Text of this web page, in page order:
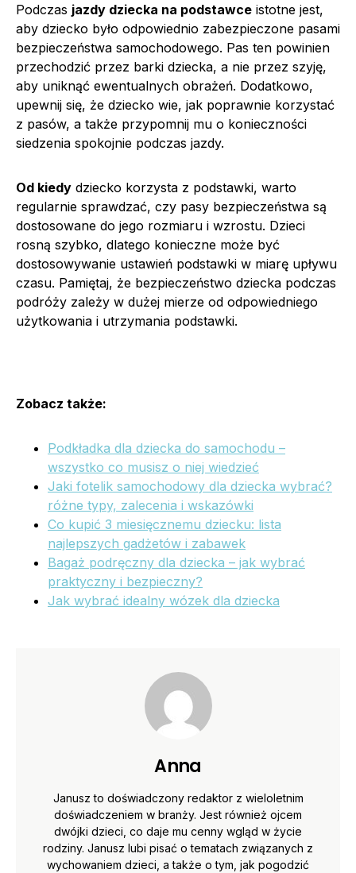
Podczas jazdy dziecka na podstawce istotne jest,
aby dziecko było odpowiednio zabezpieczone pasami
bezpieczeństwa samochodowego. Pas ten powinien
przechodzić przez barki dziecka, a nie przez szyję,
aby uniknąć ewentualnych obrażeń. Dodatkowo,
upewnij się, że dziecko wie, jak poprawnie korzystać
z pasów, a także przypomnij mu o konieczności
siedzenia spokojnie podczas jazdy.
Od kiedy dziecko korzysta z podstawki, warto
regularnie sprawdzać, czy pasy bezpieczeństwa są
dostosowane do jego rozmiaru i wzrostu. Dzieci
rosną szybko, dlatego konieczne może być
dostosowywanie ustawień podstawki w miarę upływu
czasu. Pamiętaj, że bezpieczeństwo dziecka podczas
podróży zależy w dużej mierze od odpowiedniego
użytkowania i utrzymania podstawki.
Zobacz także:
Podkładka dla dziecka do samochodu –
wszystko co musisz o niej wiedzieć
Jaki fotelik samochodowy dla dziecka wybrać?
różne typy, zalecenia i wskazówki
Co kupić 3 miesięcznemu dziecku: lista
najlepszych gadżetów i zabawek
Bagaż podręczny dla dziecka – jak wybrać
praktyczny i bezpieczny?
Jak wybrać idealny wózek dla dziecka
Anna
Janusz to doświadczony redaktor z wieloletnim
doświadczeniem w branży. Jest również ojcem
dwójki dzieci, co daje mu cenny wgląd w życie
rodziny. Janusz lubi pisać o tematach związanych z
wychowaniem dzieci, a także o tym, jak pogodzić